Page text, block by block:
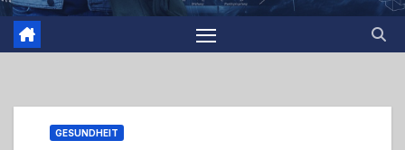
GESUNDHEIT